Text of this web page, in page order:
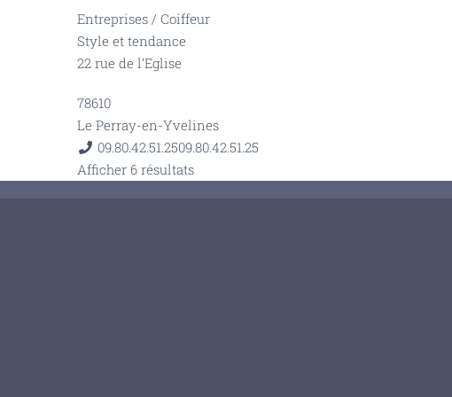
Entreprises / Coiffeur
Style et tendance
22 rue de l’Eglise
78610
Le Perray-en-Yvelines
09.80.42.51.2509.80.42.51.25
Afficher 6 résultats